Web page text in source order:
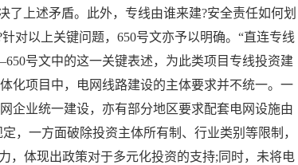
了上述矛盾。此外，专线由谁来建?安全责任如何划
对以上关键问题，650号文亦予以明确。“直连专线
号文中的这一关键表述，为此类项目专线投资建
化项目中，电网线路建设的主体要求并不统一。一
企业统一建设，亦有部分地区要求配套电网设施由
，一方面破除投资主体所有制、行业类别等限制，
，体现出政策对于多元化投资的支持;同时，未将电